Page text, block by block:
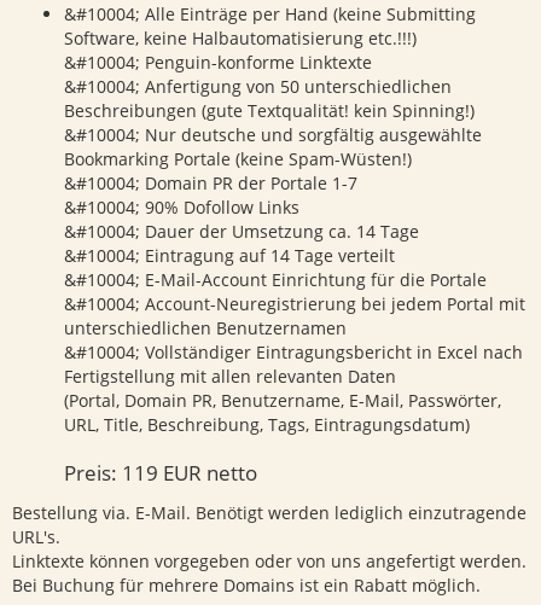
&#10004; Alle Einträge per Hand (keine Submitting
Software, keine Halbautomatisierung etc.!!!)
&#10004; Penguin-konforme Linktexte
&#10004; Anfertigung von 50 unterschiedlichen
Beschreibungen (gute Textqualität! kein Spinning!)
&#10004; Nur deutsche und sorgfältig ausgewählte
Bookmarking Portale (keine Spam-Wüsten!)
&#10004; Domain PR der Portale 1-7
&#10004; 90% Dofollow Links
&#10004; Dauer der Umsetzung ca. 14 Tage
&#10004; Eintragung auf 14 Tage verteilt
&#10004; E-Mail-Account Einrichtung für die Portale
&#10004; Account-Neuregistrierung bei jedem Portal mit
unterschiedlichen Benutzernamen
&#10004; Vollständiger Eintragungsbericht in Excel nach
Fertigstellung mit allen relevanten Daten
(Portal, Domain PR, Benutzername, E-Mail, Passwörter,
URL, Title, Beschreibung, Tags, Eintragungsdatum)
Preis: 119 EUR netto
Bestellung via. E-Mail. Benötigt werden lediglich einzutragende
URL's.
Linktexte können vorgegeben oder von uns angefertigt werden.
Bei Buchung für mehrere Domains ist ein Rabatt möglich.